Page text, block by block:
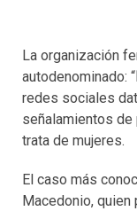
La organización
autodenominado: “
redes sociales
señalamientos
trata de mujeres.
El caso más
Macedonio,